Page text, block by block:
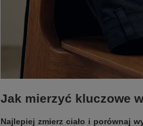
Jak mierzyć kluczowe
Najlepiej zmierz ciało i porównaj